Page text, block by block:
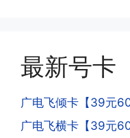
是因为激活当
的天数折算到
超出额外扣费
去骗人。他必
人。他们是用
以会经常换卡
点，运营商系
的异常使用行
最新号卡
广电飞倾卡【39元
广电飞横卡【39元